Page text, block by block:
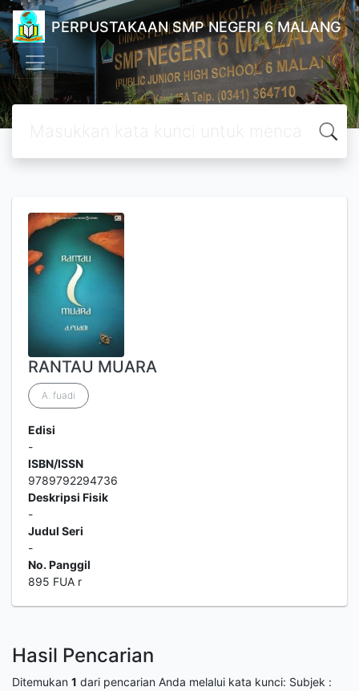
PERPUSTAKAAN SMP NEGERI 6 MALANG
RANTAU MUARA
A. fuadi
Edisi
-
ISBN/ISSN
9789792294736
Deskripsi Fisik
-
Judul Seri
-
No. Panggil
895 FUA r
Hasil Pencarian
Ditemukan 1 dari pencarian Anda melalui kata kunci: Subjek :